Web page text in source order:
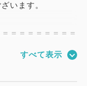
います。
＝＝＝＝＝＝＝＝
すべて表示